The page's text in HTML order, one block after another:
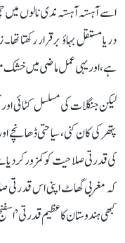
اسے آہستہ آہستہ ندی نالوں
دریا مستقل بہاؤ برقرار رکھتا
ہے، اور یہی عمل ماضی میں خشک
لیکن جنگلات کی مسلسل کٹائی
پتھر کی کان کنی، سیاحتی
کی قدرتی صلاحیت کو کمزور کر
کہ مغربی گھاٹ اپنی اس
کبھی ہندوستان کا عظیم قدرتی